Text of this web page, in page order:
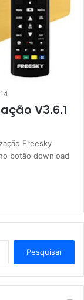
14
V3.6.1
Freesky
botão download